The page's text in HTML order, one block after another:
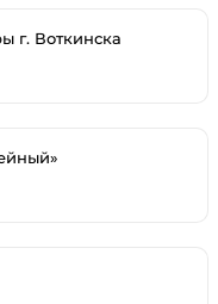
г. Воткинска